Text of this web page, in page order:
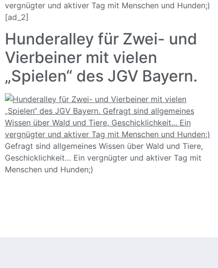
vergnügter und aktiver Tag mit Menschen und Hunden;)
[ad_2]
Hunderalley für Zwei- und
Vierbeiner mit vielen
„Spielen“ des JGV Bayern.
Gefragt sind allgemeines Wissen über Wald und Tiere,
Geschicklichkeit… Ein vergnügter und aktiver Tag mit
Menschen und Hunden;)